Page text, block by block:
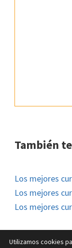
También
Los mejores
Los mejores
Los mejores
Utilizamos cookies